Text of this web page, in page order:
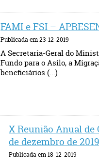
FAMI e FSI –
Publicada em 23-12-2019
A Secretaria-Geral do
Fundo para o Asilo, a
beneficiários (...)
X Reunião Anual
de dezembro de 2019
Publicada em 18-12-2019